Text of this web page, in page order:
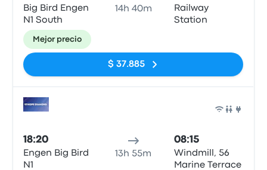
Big Bird Engen
N1 South
14h 40m
Railway
Station
Mejor precio
$ 37.885
18:20
Engen Big Bird
N1
13h 55m
08:15
Windmill, 56
Marine Terrace